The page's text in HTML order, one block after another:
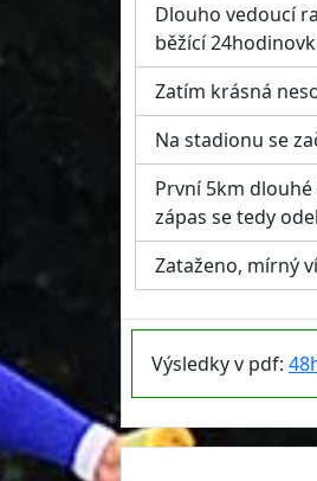
Dlouho vedoucí
běžící
Zatím krásná
Na stadionu se
První 5km
zápas se tedy
Zataženo, mírný
Výsledky v pdf: